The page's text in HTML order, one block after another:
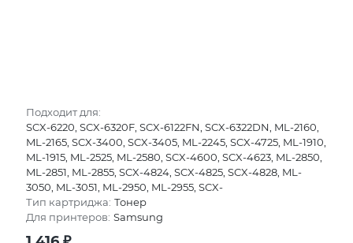
Подходит для:
SCX-6220, SCX-6320F, SCX-6122FN, SCX-6322DN, ML-2160,
ML-2165, SCX-3400, SCX-3405, ML-2245, SCX-4725, ML-1910,
ML-1915, ML-2525, ML-2580, SCX-4600, SCX-4623, ML-2850,
ML-2851, ML-2855, SCX-4824, SCX-4825, SCX-4828, ML-
3050, ML-3051, ML-2950, ML-2955, SCX-
Тип картриджа: Тонер
Для принтеров: Samsung